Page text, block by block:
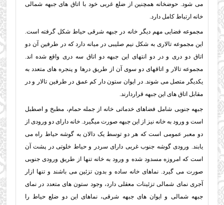
می شود. حوضخانه همچنین از ضلع غربی خود با اتاق های جبهه شمالی
خانه ارتباط کامل دارد.
مجموعه فضایی مهم دیگر خانه در جبهه شرقی حیاط شكل گرفته است.
این مجموعه تالاری به شکل نیم صليبی در میانه دارد که در طرفین آن دو
اتاق دو دری و در دو انتهای این جبهه دو اتاق سه دری واقع شده اند.
مجموعه تالار و اتاقهای دو سوی آن از طریق درها و پنجره های متعدد به
یکدیگر متصل می شوند. در ایوان ستون دار کم عمق در طرفین تالار و در
مقابل اتاق های این جبهه قراردارند.
جبهه جنوبی شامل فضاهای خدماتی خانه از جمله حمام، مطبخ و اصطبل
است و ورود به خانه نیز از این جبهه صورت میگیرد. خانه دارای دو ورودی از
دو معبر عمومی است که هر دو توسط یک دالان به گوشه حياط راه می
یابند. ورودی گوشه جنوب غربی دارای سردر و حیاط خلوتی در پشت آن
است که امروزه مسدود شده و ورود به خانه تنها از طریق ورودی جنوبی
صورت می گیرد. نماهای خانه ساده و بدون تزئین می باشند و تنها ازار
آجری نمای شمالی تزئینات معقلی دارد، وجود ستون های متعدد در نمای
جبهه شمالی و ایوان های جبهه شرقی، نماهای این دو ضلع حیاط را